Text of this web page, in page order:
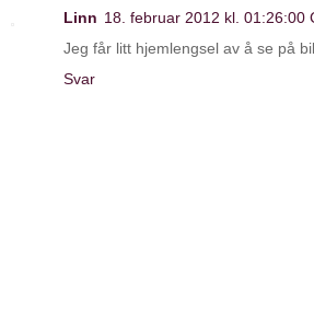
Linn 18. februar 2012 kl. 01:26:00
Jeg får litt hjemlengsel av å se på
Svar